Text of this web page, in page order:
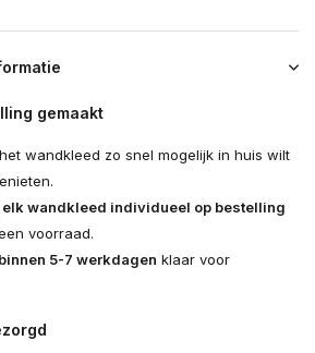
gemaakt
wandkleed zo snel mogelijk in huis wilt
elk wandkleed individueel op bestelling
voorraad.
binnen 5-7 werkdagen klaar voor